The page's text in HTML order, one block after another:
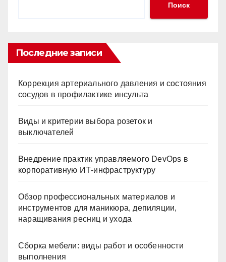
Поиск
Последние записи
Коррекция артериального давления и состояния
сосудов в профилактике инсульта
Виды и критерии выбора розеток и
выключателей
Внедрение практик управляемого DevOps в
корпоративную ИТ-инфраструктуру
Обзор профессиональных материалов и
инструментов для маникюра, депиляции,
наращивания ресниц и ухода
Сборка мебели: виды работ и особенности
выполнения